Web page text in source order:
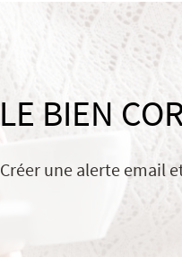
LE BIEN
Créer une alerte email